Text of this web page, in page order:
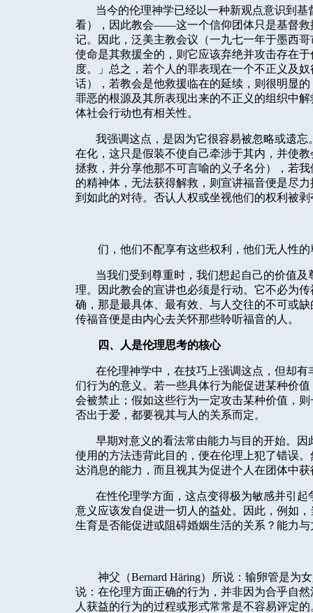
当今的伦理神学已经以一种新观点意识到
看），因此教会——这一个信仰团体只是基督救
记。因此，泛美主教会议（一九七一年于墨西
使命是其救援全的，则它应该弃绝并攻击存在
度。」总之，若个人的罪表现在一个不正义及
话），若教会是他救援临在的延续，则很明显
罪恶的根源及其所表现出来的不正义的组织中
体社会行动也有相关性。
我强调这点，是因为它很容易被忽略或遗
在化，这只是假装不使自己牵涉于其内，并使
拯救，并分享他那不可言喻的义子名分），若
的精神体，无法获得解救，则宣讲福音便是尽
到如此的对待。否认人权或坐视他们的权利被
们，他们不配享有这些权利，他们无人性的
当我们受到尊重时，我们想起自己的价值
理。因此教会的宣讲也必须是行动。它不必为
确，那是最具体、最有效、与人交往的不可或
传福音便是由内心去关怀那些聆听福音的人。
四、人是伦理思考的核心
在伦理神学中，在技巧上强调这点，但却
们行为的意义。若一些具体行为能促进某种价
会被禁止；假如这些行为一定攻击某种价值，
否出于爱，都要视其与人的关系而定。
早期对意义的看法常由能力与目的开始。
使用的方法违背此目的，便在伦理上犯了错误
达消息的能力，而且视其为促进个人在团体中
在性伦理学方面，这点变得极为敏感并引
意义应该发自促进一切人的益处。因此，例如
生育是否能促进或阻碍婚姻生活的关系？能力
神父（Bernard Häring）所说：输卵管是为
说：在伦理方面正确的行为，并非因为合乎自
人获益的行为的过程或形式常常是不容易评定